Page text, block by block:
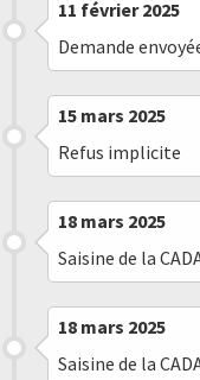
11 février 2025
Demande
15 mars 2025
Refus implicite
18 mars 2025
Saisine de la
18 mars 2025
Saisine de la